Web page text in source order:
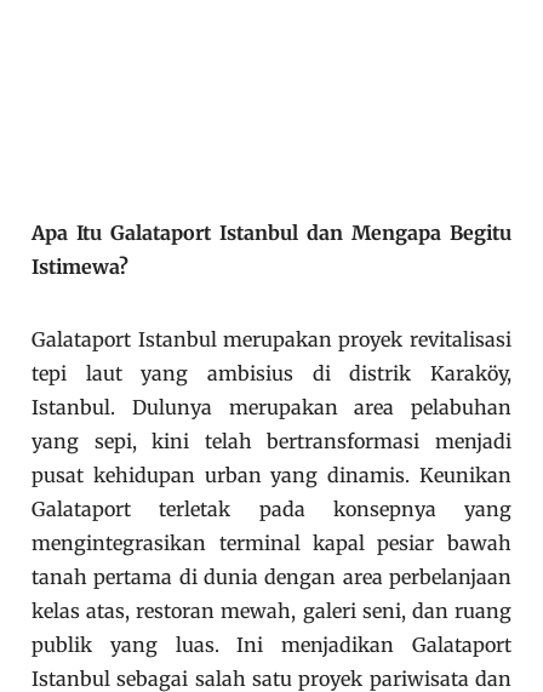
Apa Itu Galataport Istanbul dan Mengapa Begitu
Istimewa?
Galataport Istanbul merupakan proyek revitalisasi
tepi laut yang ambisius di distrik Karaköy,
Istanbul. Dulunya merupakan area pelabuhan
yang sepi, kini telah bertransformasi menjadi
pusat kehidupan urban yang dinamis. Keunikan
Galataport terletak pada konsepnya yang
mengintegrasikan terminal kapal pesiar bawah
tanah pertama di dunia dengan area perbelanjaan
kelas atas, restoran mewah, galeri seni, dan ruang
publik yang luas. Ini menjadikan Galataport
Istanbul sebagai salah satu proyek pariwisata dan